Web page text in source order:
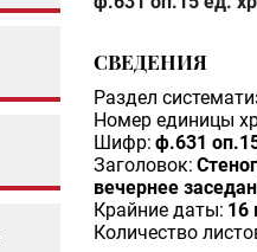
СВЕДЕНИЯ
Раздел
Номер единицы
Шифр: ф.631
Заголовок:
вечернее
Крайние даты: 16
Количество